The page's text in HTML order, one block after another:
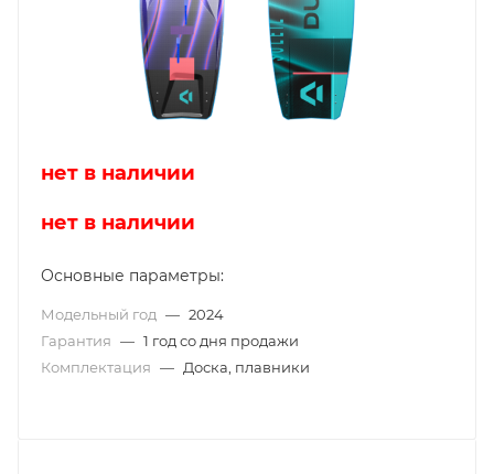
нет в наличии
нет в наличии
Основные параметры:
Модельный год — 2024
Гарантия — 1 год со дня продажи
Комплектация — Доска, плавники